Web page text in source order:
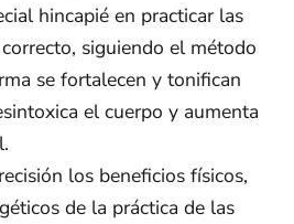
hincapié en practicar las
siguiendo el método
se fortalecen y tonifican
el cuerpo y aumenta
los beneficios físicos,
de la práctica de las